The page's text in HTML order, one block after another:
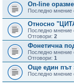
On-line
Последно мнение
Относно
Последно мнение
Отговори: 2
Фонетична
Последно мнение
Отговори: 1
Още един път
Последно мнение